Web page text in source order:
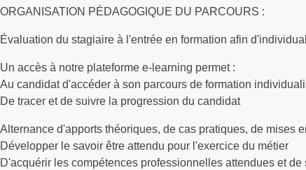
ORGANISATION PÉDAGOGIQUE DU PARCOURS :
Évaluation du stagiaire à l'entrée en formation afin
Un accès à notre plateforme e-learning permet :
Au candidat d'accéder à son parcours de formation
De tracer et de suivre la progression du candidat
Alternance d'apports théoriques, de cas pratiques, de mises
Développer le savoir être attendu pour l'exercice du métier
D'acquérir les compétences professionnelles attendues et